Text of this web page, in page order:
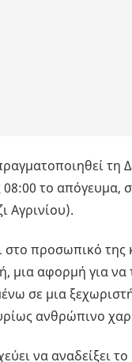
τη
08:00 το απόγευμα,
Αγρινίου).
στο προσωπικό της
μια αφορμή για
σε μια
ανθρώπινο
να αναδείξει το